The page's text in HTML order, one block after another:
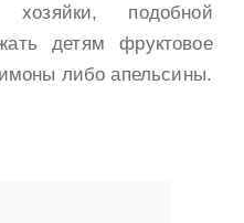
подобной
детям фруктовое
либо апельсины.